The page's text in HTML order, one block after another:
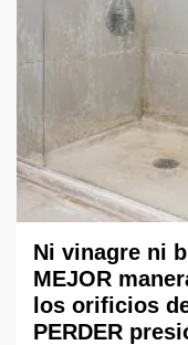
Ni vinagre ni
MEJOR
los orificios
PERDER